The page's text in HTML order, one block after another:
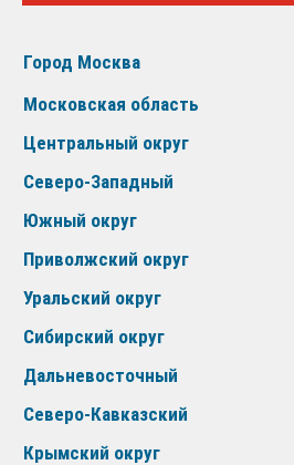
Город Москва
Московская область
Центральный округ
Северо-Западный
Южный округ
Приволжский округ
Уральский округ
Сибирский округ
Дальневосточный
Северо-Кавказский
Крымский округ